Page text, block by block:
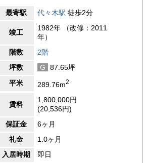
最寄駅 代々木駅 徒歩2分
竣工
1982年 （改修：2011
年）
階数
2階
坪数
G
87.65坪
平米
289.76m2
賃料
1,800,000円
(20,536円)
保証金
6ヶ月
礼金
1.0ヶ月
入居時期
即日